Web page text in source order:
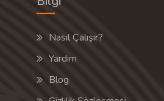
Nasıl Çalışır?
Yardım
Blog